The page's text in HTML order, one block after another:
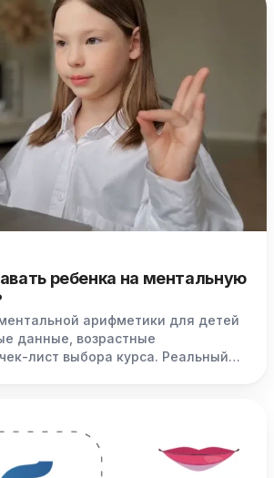
ребенка на ментальную
арифметики для детей
данные, возрастные
лист выбора курса. Реальный